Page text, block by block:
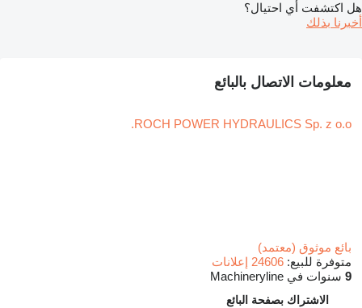
هل اكتشفت أي احتيال؟
أخبرنا بذلك
معلومات الاتصال بالبائع
ROCH POWER HYDRAULICS Sp. z o.o.
بائع موثوق (معتمد)
متوفرة للبيع: 24606 إعلانات
9 سنوات في Machineryline
الاشتراك بصفحة البائع